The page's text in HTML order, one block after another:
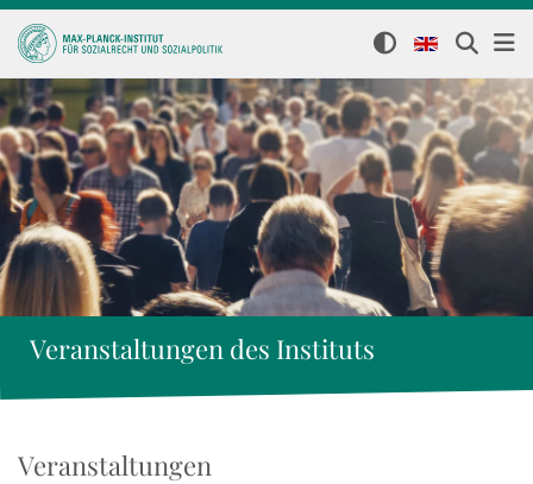
Veranstaltungen des Instituts
Veranstaltungen